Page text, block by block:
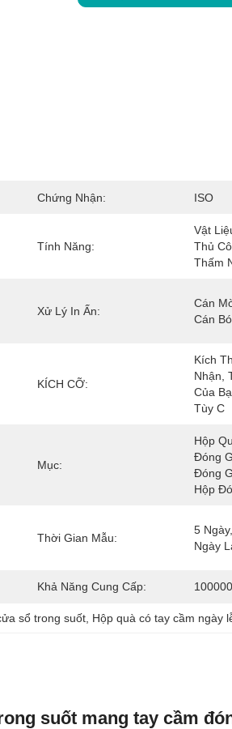
Chứng Nhận: ISO
Tính Năng:
Vật
Thủ
Thấm
Xử Lý In Ấn:
Cán
Cán
KÍCH CỠ:
Kích
Nhận,
Của
Tùy C
Mục:
Hộp
Đóng
Đóng
Hộp
Thời Gian Mẫu:
5
Ngày
Khả Năng Cung Cấp:
sổ trong suốt Hộp quà có tay cầm ngày
suốt mang tay cầm